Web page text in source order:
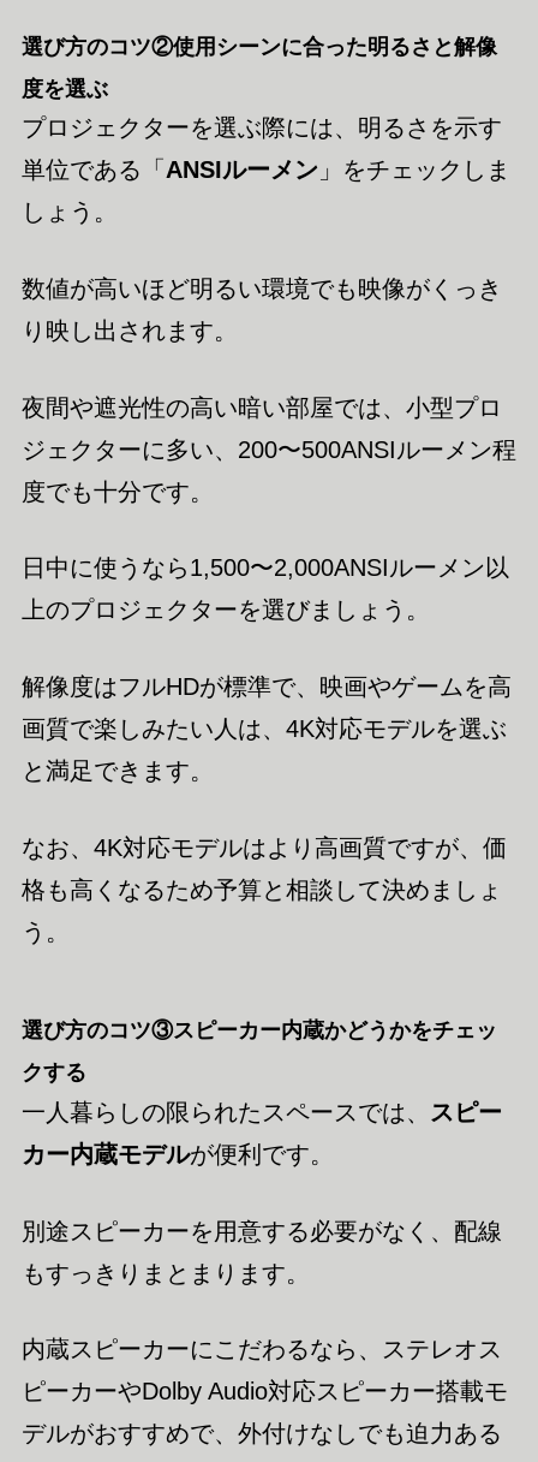
選び方のコツ②使用シーンに合った明るさと解像
度を選ぶ
プロジェクターを選ぶ際には、明るさを示す
単位である「 ANSIルーメン」をチェックしま
しょう。
数値が高いほど明るい環境でも映像がくっき
り映し出されます。
夜間や遮光性の高い暗い部屋では、小型プロ
ジェクターに多い、200〜500ANSIルーメン程
度でも十分です。
日中に使うなら1,500〜2,000ANSIルーメン以
上のプロジェクターを選びましょう。
解像度はフルHDが標準で、映画やゲームを高
画質で楽しみたい人は、4K対応モデルを選ぶ
と満足できます。
なお、4K対応モデルはより高画質ですが、価
格も高くなるため予算と相談して決めましょ
う。
選び方のコツ③スピーカー内蔵かどうかをチェッ
クする
一人暮らしの限られたスペースでは、 スピー
カー内蔵モデルが便利です。
別途スピーカーを用意する必要がなく、配線
もすっきりまとまります。
内蔵スピーカーにこだわるなら、ステレオス
ピーカーやDolby Audio対応スピーカー搭載モ
デルがおすすめで、外付けなしでも迫力ある